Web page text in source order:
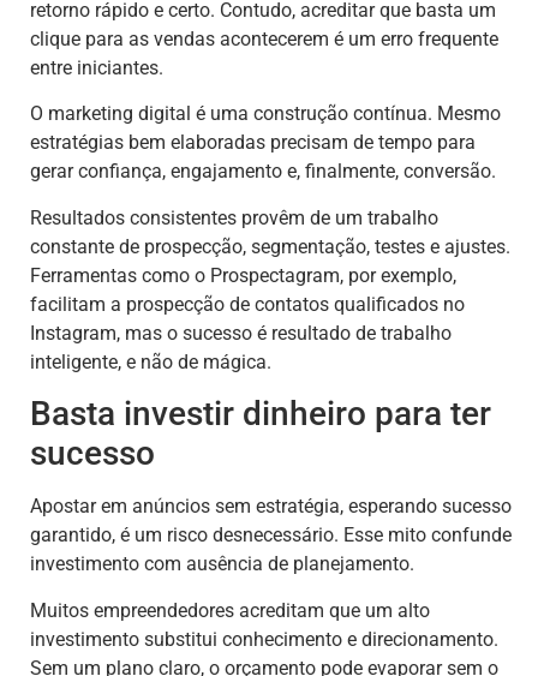
retorno rápido e certo. Contudo, acreditar que basta um
clique para as vendas acontecerem é um erro frequente
entre iniciantes.
O marketing digital é uma construção contínua. Mesmo
estratégias bem elaboradas precisam de tempo para
gerar confiança, engajamento e, finalmente, conversão.
Resultados consistentes provêm de um trabalho
constante de prospecção, segmentação, testes e ajustes.
Ferramentas como o Prospectagram, por exemplo,
facilitam a prospecção de contatos qualificados no
Instagram, mas o sucesso é resultado de trabalho
inteligente, e não de mágica.
Basta investir dinheiro para ter
sucesso
Apostar em anúncios sem estratégia, esperando sucesso
garantido, é um risco desnecessário. Esse mito confunde
investimento com ausência de planejamento.
Muitos empreendedores acreditam que um alto
investimento substitui conhecimento e direcionamento.
Sem um plano claro, o orçamento pode evaporar sem o